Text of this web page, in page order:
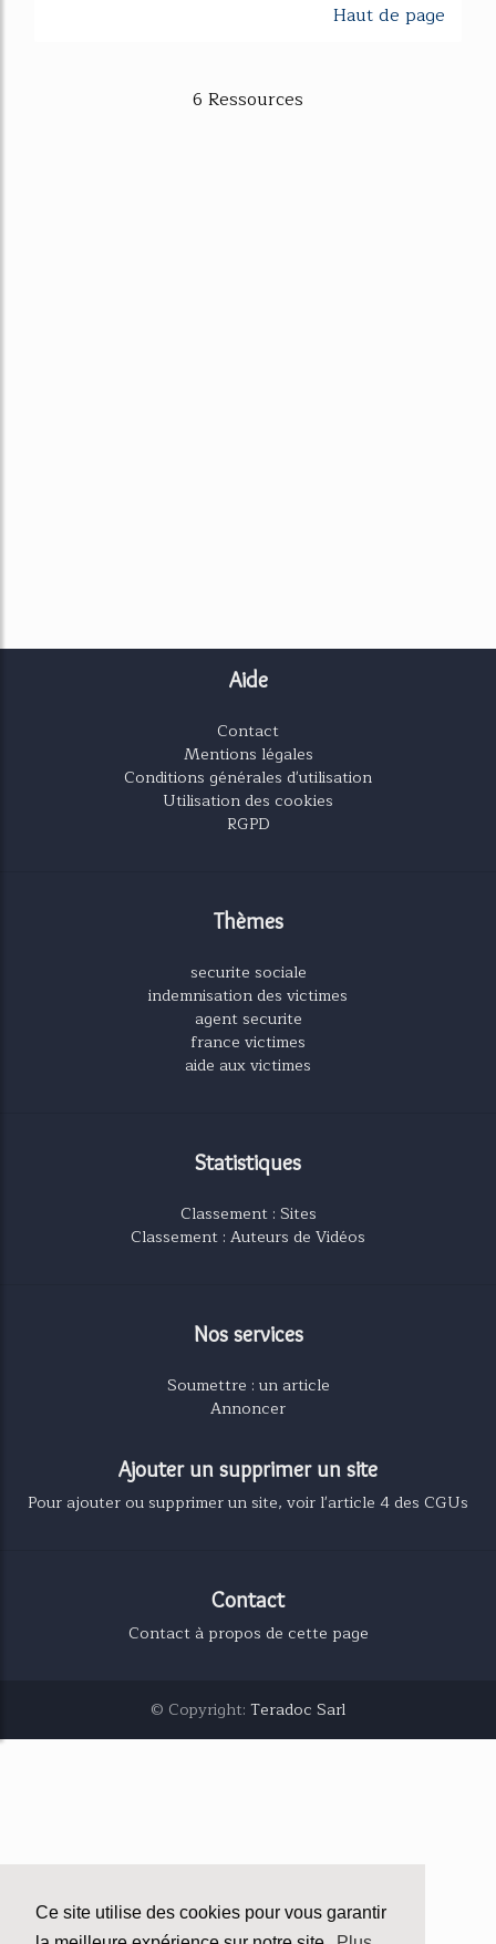
Ce site utilise des cookies pour vous garantir
Haut de page
6 Ressources
Aide
Contact
Mentions légales
Conditions générales d'utilisation
Utilisation des cookies
RGPD
Thèmes
securite sociale
indemnisation des victimes
agent securite
france victimes
aide aux victimes
Statistiques
Classement : Sites
Classement : Auteurs de Vidéos
Nos services
Soumettre : un article
Annoncer
Ajouter un supprimer un site
Pour ajouter ou supprimer un site, voir l'article 4 des CGUs
Contact
Contact à propos de cette page
© Copyright: Teradoc Sarl